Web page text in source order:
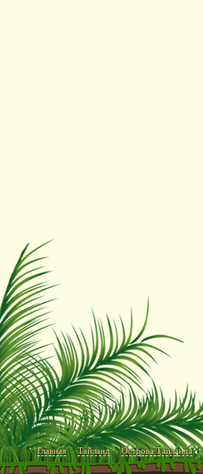
Главная Тайланд Острова Тайланда